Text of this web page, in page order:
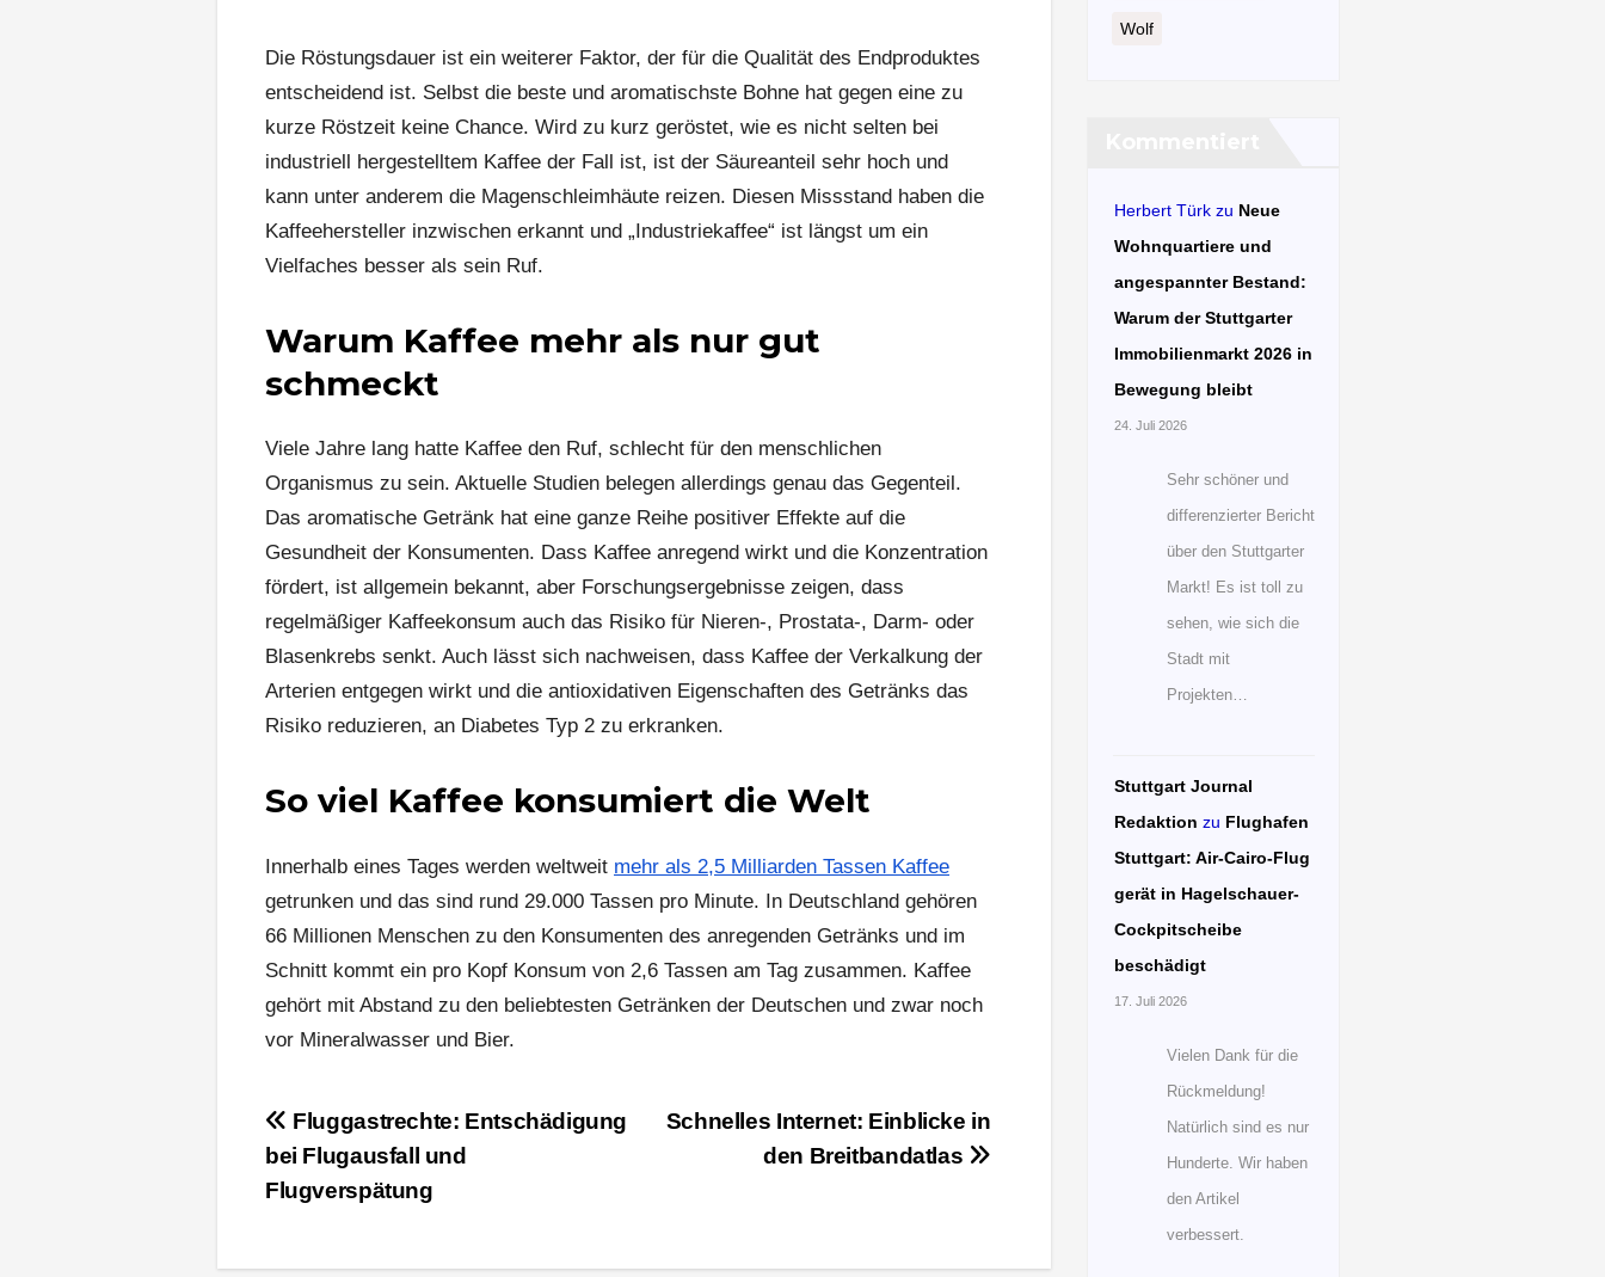
Die Röstungsdauer ist ein weiterer Faktor, der für die Qualität des Endproduktes
entscheidend ist. Selbst die beste und aromatischste Bohne hat gegen eine zu
kurze Röstzeit keine Chance. Wird zu kurz geröstet, wie es nicht selten bei
industriell hergestelltem Kaffee der Fall ist, ist der Säureanteil sehr hoch und
kann unter anderem die Magenschleimhäute reizen. Diesen Missstand haben die
Kaffeehersteller inzwischen erkannt und „Industriekaffee“ ist längst um ein
Vielfaches besser als sein Ruf.
Warum Kaffee mehr als nur gut
schmeckt
Viele Jahre lang hatte Kaffee den Ruf, schlecht für den menschlichen
Organismus zu sein. Aktuelle Studien belegen allerdings genau das Gegenteil.
Das aromatische Getränk hat eine ganze Reihe positiver Effekte auf die
Gesundheit der Konsumenten. Dass Kaffee anregend wirkt und die Konzentration
fördert, ist allgemein bekannt, aber Forschungsergebnisse zeigen, dass
regelmäßiger Kaffeekonsum auch das Risiko für Nieren-, Prostata-, Darm- oder
Blasenkrebs senkt. Auch lässt sich nachweisen, dass Kaffee der Verkalkung der
Arterien entgegen wirkt und die antioxidativen Eigenschaften des Getränks das
Risiko reduzieren, an Diabetes Typ 2 zu erkranken.
So viel Kaffee konsumiert die Welt
Innerhalb eines Tages werden weltweit mehr als 2,5 Milliarden Tassen Kaffee
getrunken und das sind rund 29.000 Tassen pro Minute. In Deutschland gehören
66 Millionen Menschen zu den Konsumenten des anregenden Getränks und im
Schnitt kommt ein pro Kopf Konsum von 2,6 Tassen am Tag zusammen. Kaffee
gehört mit Abstand zu den beliebtesten Getränken der Deutschen und zwar noch
vor Mineralwasser und Bier.
Beitragsnavigation
Schnelles Internet: Einblicke in
den Breitbandatlas
Fluggastrechte: Entschädigung
bei Flugausfall und
Flugverspätung
Wolf
Herbert Türkzu Neue
Wohnquartiere und
angespannter Bestand:
Warum der Stuttgarter
Immobilienmarkt 2026 in
Bewegung bleibt
24. Juli 2026
Sehr schöner und
differenzierter Bericht
über den Stuttgarter
Markt! Es ist toll zu
sehen, wie sich die
Stadt mit
Projekten…
Stuttgart Journal
Redaktion zu Flughafen
Stuttgart: Air-Cairo-Flug
gerät in Hagelschauer-
Cockpitscheibe
beschädigt
17. Juli 2026
Vielen Dank für die
Rückmeldung!
Natürlich sind es nur
Hunderte. Wir haben
den Artikel
verbessert.